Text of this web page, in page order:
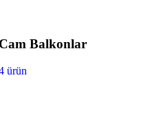
Balkonlar
ürün